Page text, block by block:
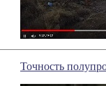
Точность